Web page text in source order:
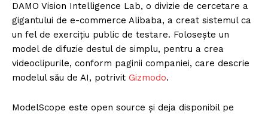
DAMO Vision Intelligence Lab, o divizie de cercetare a
gigantului de e-commerce Alibaba, a creat sistemul ca
un fel de exercițiu public de testare. Folosește un
model de difuzie destul de simplu, pentru a crea
videoclipurile, conform paginii companiei, care descrie
modelul său de AI, potrivit Gizmodo.
ModelScope este open source și deja disponibil pe